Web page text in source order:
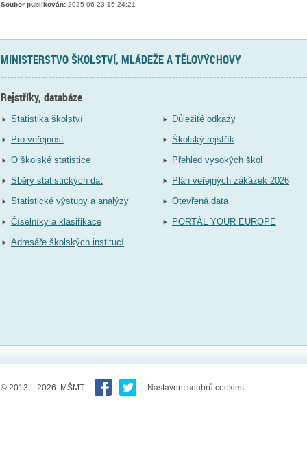
Soubor publikován:2025-06-23 15:24:21
MINISTERSTVO ŠKOLSTVÍ, MLÁDEŽE A TĚLOVÝCHOVY
Rejstříky, databáze
Statistika školství
Pro veřejnost
O školské statistice
Sběry statistických dat
Statistické výstupy a analýzy
Číselníky a klasifikace
Adresáře školských institucí
Důležité odkazy
Školský rejstřík
Přehled vysokých škol
Plán veřejných zakázek 2026
Otevřená data
PORTÁL YOUR EUROPE
© 2013 – 2026 MŠMT Nastavení soubrů cookies